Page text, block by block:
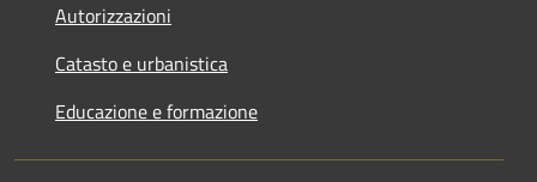
Autorizzazioni
Catasto e urbanistica
Educazione e formazione